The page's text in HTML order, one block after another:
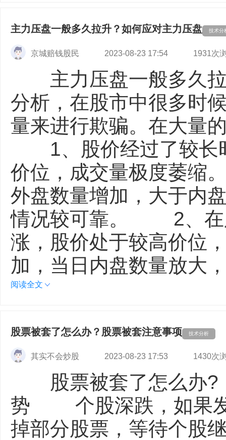
主力压盘一般多久拉升？如何应对主力压盘 技术分
京城赔钱股民 2023-08-23 17:54 1931次
主力压盘一般多久
分析，在股市中很多时
量来进行欺骗。在大量
1、股价经过了较长
价位，成交量极度萎缩
外盘数量增加，大于内
情况较可靠。 2、在
涨，股价处于较高价位
加，当日内盘数量放大
阅读全文
股票被套了怎么办？股票被套注意事项 技术分析
其实不会炒股 2023-08-23 17:53 1430次
股票被套了怎么办
势 个股深跌，如果发
掉部分股票，等待个股